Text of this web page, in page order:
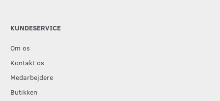
KUNDESERVICE
Om os
Kontakt os
Medarbejdere
Butikken